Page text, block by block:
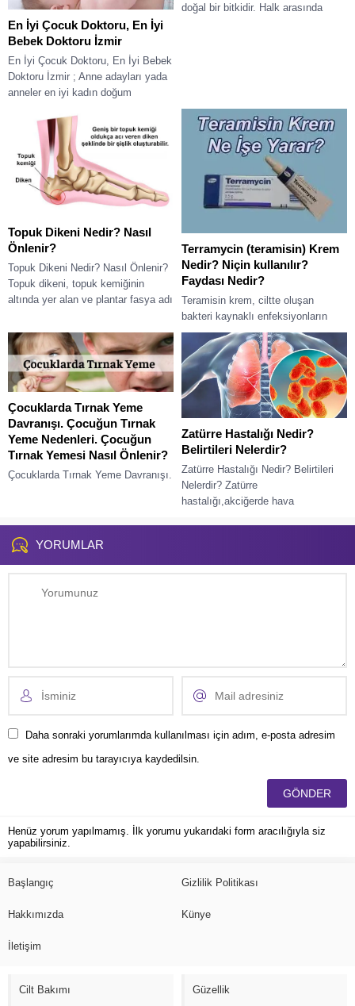
En İyi Çocuk Doktoru, En İyi
Bebek Doktoru İzmir
En İyi Çocuk Doktoru, En İyi Bebek
Doktoru İzmir ; Anne adayları yada
anneler en iyi kadın doğum
doğal bir bitkidir. Halk arasında
Topuk Dikeni Nedir? Nasıl
Önlenir?
Topuk Dikeni Nedir? Nasıl Önlenir?
Topuk dikeni, topuk kemiğinin
altında yer alan ve plantar fasya adı
Terramycin (teramisin) Krem
Nedir? Niçin kullanılır?
Faydası Nedir?
Teramisin krem, ciltte oluşan
bakteri kaynaklı enfeksiyonların
tedavisinde kullanılan bir
antibiyotikli merhemdir. Özellikle
yaralanma, küçük kesik, sıyrık,
yanık ya da...
Çocuklarda Tırnak Yeme
Davranışı. Çocuğun Tırnak
Yeme Nedenleri. Çocuğun
Tırnak Yemesi Nasıl Önlenir?
Çocuklarda Tırnak Yeme Davranışı.
Önlenir? Tırnak yeme çocuklarda
sık karşılaşılan davranış
bozukluğudur....
Zatürre Hastalığı Nedir?
Belirtileri Nelerdir?
Zatürre Hastalığı Nedir? Belirtileri
Nelerdir? Zatürre
hastalığı,akciğerde hava
YORUMLAR
Daha sonraki yorumlarımda kullanılması için adım, e-posta adresim
ve site adresim bu tarayıcıya kaydedilsin.
Henüz yorum yapılmamış. İlk yorumu yukarıdaki form aracılığıyla siz
yapabilirsiniz.
Başlangıç Gizlilik Politikası
Hakkımızda Künye
İletişim
Cilt Bakımı Güzellik